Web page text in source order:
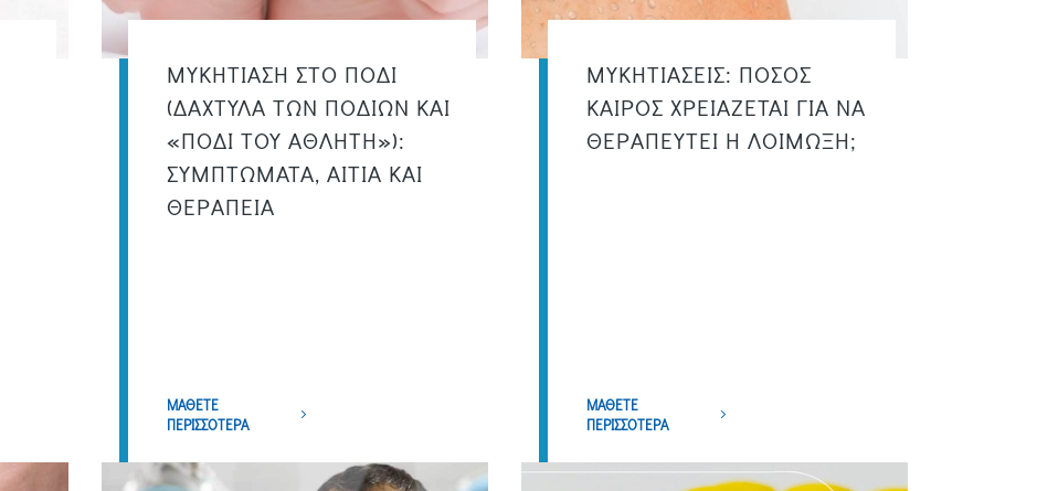
ΜΥΚΗΤΙΑΣΗ ΣΤΟ ΠΟΔΙ
(ΔΑΧΤΥΛΑ ΤΩΝ ΠΟΔΙΩΝ ΚΑΙ
«ΠΟΔΙ ΤΟΥ ΑΘΛΗΤΗ»):
ΣΥΜΠΤΩΜΑΤΑ, ΑΙΤΙΑ ΚΑΙ
ΘΕΡΑΠΕΙΑ
ΜΑΘΕΤΕ
ΠΕΡΙΣΣΟΤΕΡΑ
ΜΥΚΗΤΙΑΣΕΙΣ: ΠΟΣΟΣ
ΚΑΙΡΟΣ ΧΡΕΙΑΖΕΤΑΙ ΓΙΑ ΝΑ
ΘΕΡΑΠΕΥΤΕΙ Η ΛΟΙΜΩΞΗ;
ΜΑΘΕΤΕ
ΠΕΡΙΣΣΟΤΕΡΑ